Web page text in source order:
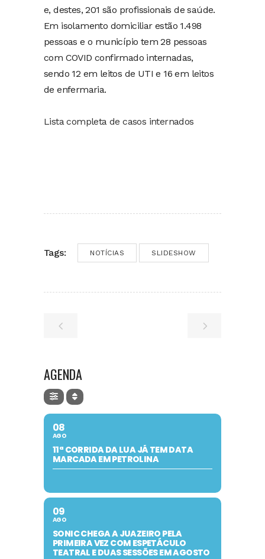
e, destes, 201 são profissionais de saúde.
Em isolamento domiciliar estão 1.498
pessoas e o município tem 28 pessoas
com COVID confirmado internadas,
sendo 12 em leitos de UTI e 16 em leitos
de enfermaria.
Lista completa de casos internados
Tags: NOTÍCIAS SLIDESHOW
AGENDA
08
AGO
11ª CORRIDA DA LUA JÁ TEM DATA
MARCADA EM PETROLINA
09
AGO
SONIC CHEGA A JUAZEIRO PELA
PRIMEIRA VEZ COM ESPETÁCULO
TEATRAL E DUAS SESSÕES EM AGOSTO